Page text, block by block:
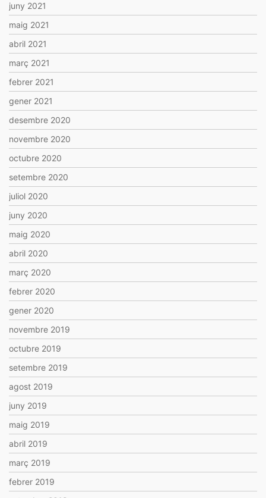
juny 2021
maig 2021
abril 2021
març 2021
febrer 2021
gener 2021
desembre 2020
novembre 2020
octubre 2020
setembre 2020
juliol 2020
juny 2020
maig 2020
abril 2020
març 2020
febrer 2020
gener 2020
novembre 2019
octubre 2019
setembre 2019
agost 2019
juny 2019
maig 2019
abril 2019
març 2019
febrer 2019